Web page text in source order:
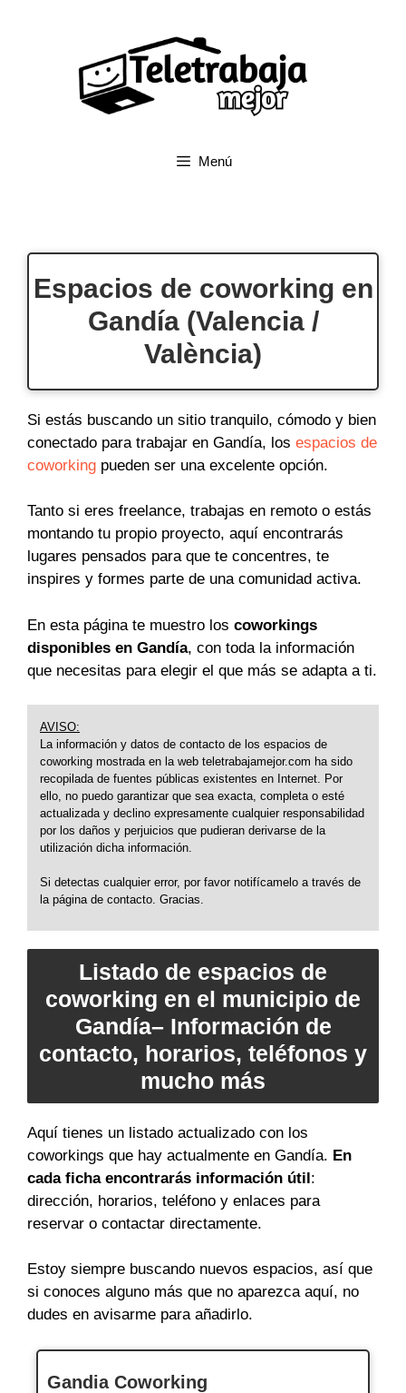
Menú
Espacios de coworking en
Gandía (Valencia /
València)
Si estás buscando un sitio tranquilo, cómodo y bien
conectado para trabajar en Gandía, los espacios de
coworking pueden ser una excelente opción.
Tanto si eres freelance, trabajas en remoto o estás
montando tu propio proyecto, aquí encontrarás
lugares pensados para que te concentres, te
inspires y formes parte de una comunidad activa.
En esta página te muestro los coworkings
disponibles en Gandía, con toda la información
que necesitas para elegir el que más se adapta a ti.
AVISO:
La información y datos de contacto de los espacios de
coworking mostrada en la web teletrabajamejor.com ha sido
recopilada de fuentes públicas existentes en Internet. Por
ello, no puedo garantizar que sea exacta, completa o esté
actualizada y declino expresamente cualquier responsabilidad
por los daños y perjuicios que pudieran derivarse de la
utilización dicha información.
Si detectas cualquier error, por favor notifícamelo a través de
la página de contacto. Gracias.
Listado de espacios de
coworking en el municipio de
Gandía– Información de
contacto, horarios, teléfonos y
mucho más
Aquí tienes un listado actualizado con los
coworkings que hay actualmente en Gandía. En
cada ficha encontrarás información útil:
dirección, horarios, teléfono y enlaces para
reservar o contactar directamente.
Estoy siempre buscando nuevos espacios, así que
si conoces alguno más que no aparezca aquí, no
dudes en avisarme para añadirlo.
Gandia Coworking